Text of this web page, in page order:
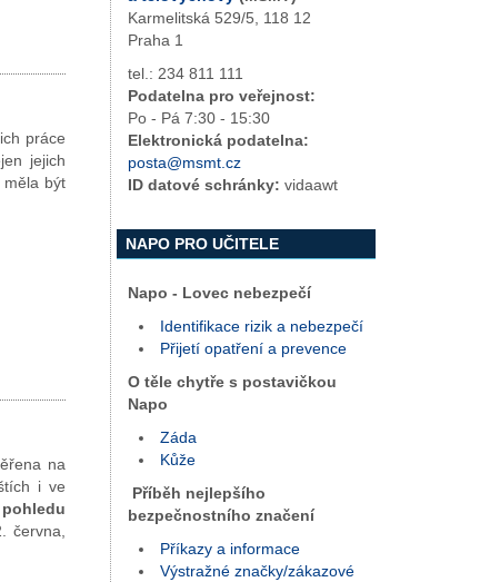
práce
jejich
být
na
i ve
června,
Karmelitská 529/5, 118 12
Praha 1
tel.: 234 811 111
Podatelna pro veřejnost:
Po - Pá 7:30 - 15:30
Elektronická podatelna:
posta@msmt.cz
ID datové schránky: vidaawt
NAPO PRO UČITELE
Napo - Lovec nebezpečí
Identifikace rizik a nebezpečí
Přijetí opatření a prevence
O těle chytře s postavičkou
Napo
Záda
Kůže
Příběh nejlepšího
bezpečnostního značení
Příkazy a informace
Výstražné značky/zákazové